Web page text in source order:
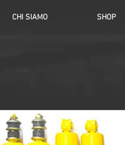
CHI SIAMO SHOP